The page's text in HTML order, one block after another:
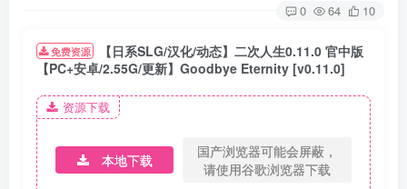
0 64 10
免费资源
【日系SLG/汉化/动态】二次人生0.11.0 官中版
【PC+安卓/2.55G/更新】Goodbye Eternity [v0.11.0]
资源下载
本地下载
国产浏览器可能会屏蔽，
请使用谷歌浏览器下载